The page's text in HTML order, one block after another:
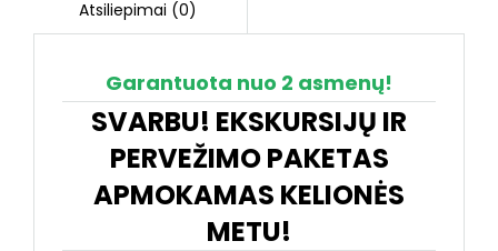
Garantuota nuo 2 asmenų!
SVARBU! EKSKURSIJŲ IR
PERVEŽIMO PAKETAS
APMOKAMAS KELIONĖS
METU!